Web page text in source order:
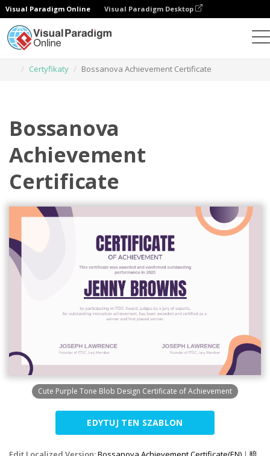
Visual Paradigm Online Visual Paradigm Desktop
Certyfikaty
Bossanova Achievement Certificate
Bossanova
Achievement
Certificate
Cute Purple Tone Blob Design Certificate of Achievement
EDYTUJ TEN SZABLON